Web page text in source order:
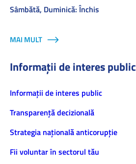
Sâmbătă, Duminică: Închis
MAI MULT
Informații de interes public
Informaţii de interes public
Transparență decizională
Strategia națională anticorupție
Fii voluntar în sectorul tău